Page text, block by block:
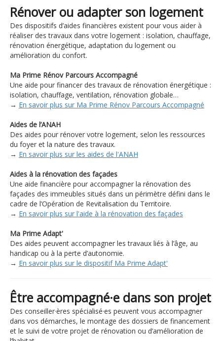
Rénover ou adapter son logement
Des dispositifs d’aides financières existent pour vous aider à
réaliser des travaux dans votre logement : isolation, chauffage,
rénovation énergétique, adaptation du logement ou
amélioration du confort.
Ma Prime Rénov Parcours Accompagné
Une aide pour financer des travaux de rénovation énergétique :
isolation, chauffage, ventilation, rénovation globale…
→ En savoir plus sur Ma Prime Rénov Parcours Accompagné
Aides de l’ANAH
Des aides pour rénover votre logement, selon les ressources
du foyer et la nature des travaux.
→ En savoir plus sur les aides de l'ANAH
Aides à la rénovation des façades
Une aide financière pour accompagner la rénovation des
façades des immeubles situés dans un périmètre défini dans le
cadre de l’Opération de Revitalisation du Territoire.
→ En savoir plus sur l'aide à la rénovation des façades
Ma Prime Adapt'
Des aides peuvent accompagner les travaux liés à l’âge, au
handicap ou à la perte d’autonomie.
→ En savoir plus sur le dispositif Ma Prime Adapt'
Être accompagné·e dans son projet
Des conseiller·ères spécialisé·es peuvent vous accompagner
dans vos démarches, le montage des dossiers de financement
et le suivi de votre projet de rénovation ou d’amélioration de